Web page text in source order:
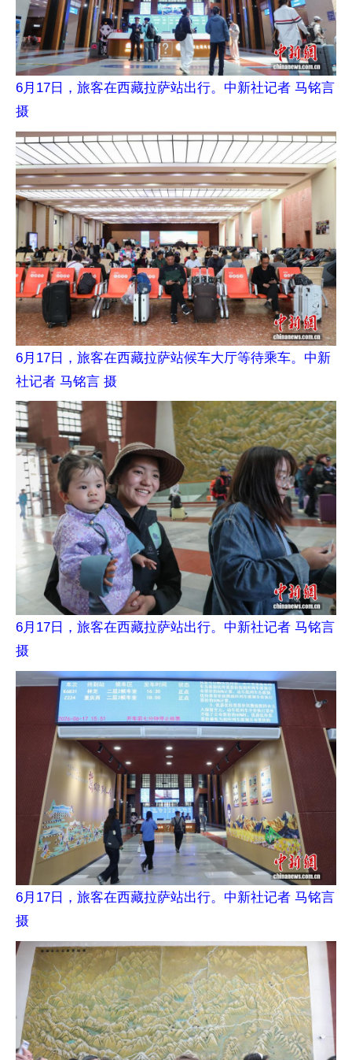
6月17日，旅客在西藏拉萨站出行。中新社记者 马铭言
摄
6月17日，旅客在西藏拉萨站候车大厅等待乘车。中新
社记者 马铭言 摄
6月17日，旅客在西藏拉萨站出行。中新社记者 马铭言
摄
6月17日，旅客在西藏拉萨站出行。中新社记者 马铭言
摄